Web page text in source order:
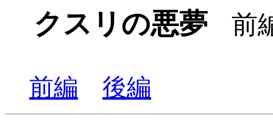
クスリの悪夢 前
前編 後編